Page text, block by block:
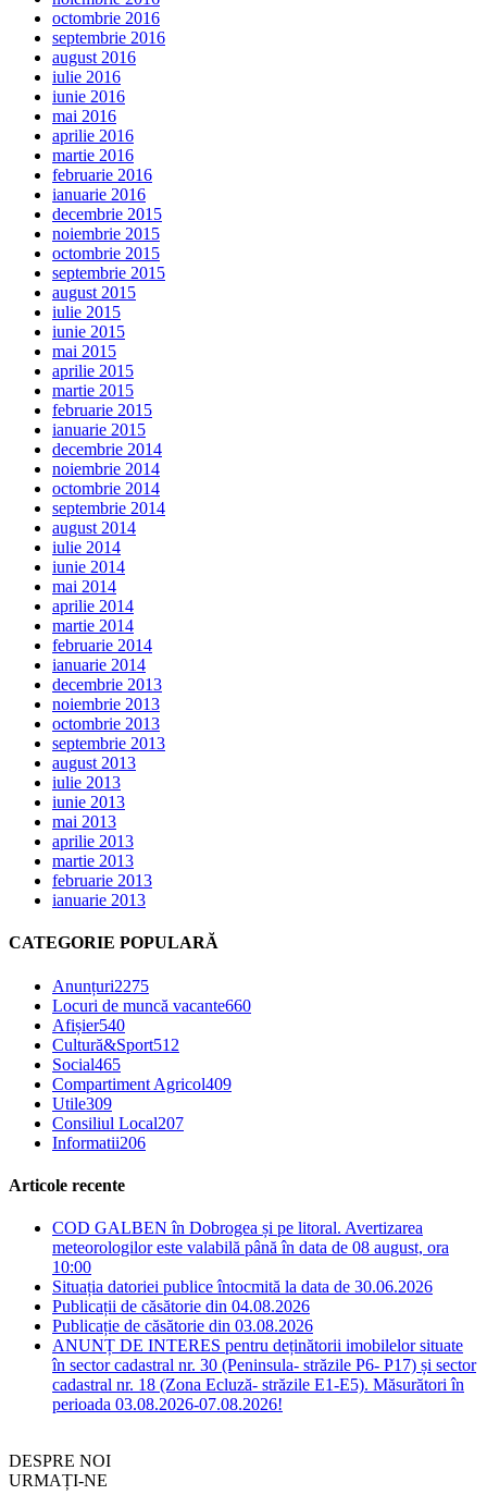
octombrie 2016
septembrie 2016
august 2016
iulie 2016
iunie 2016
mai 2016
aprilie 2016
martie 2016
februarie 2016
ianuarie 2016
decembrie 2015
noiembrie 2015
octombrie 2015
septembrie 2015
august 2015
iulie 2015
iunie 2015
mai 2015
aprilie 2015
martie 2015
februarie 2015
ianuarie 2015
decembrie 2014
noiembrie 2014
octombrie 2014
septembrie 2014
august 2014
iulie 2014
iunie 2014
mai 2014
aprilie 2014
martie 2014
februarie 2014
ianuarie 2014
decembrie 2013
noiembrie 2013
octombrie 2013
septembrie 2013
august 2013
iulie 2013
iunie 2013
mai 2013
aprilie 2013
martie 2013
februarie 2013
ianuarie 2013
CATEGORIE POPULARĂ
Anunțuri2275
Locuri de muncă vacante660
Afișier540
Cultură&Sport512
Social465
Compartiment Agricol409
Utile309
Consiliul Local207
Informatii206
Articole recente
COD GALBEN în Dobrogea și pe litoral. Avertizarea
meteorologilor este valabilă până în data de 08 august, ora
10:00
Situația datoriei publice întocmită la data de 30.06.2026
Publicații de căsătorie din 04.08.2026
Publicație de căsătorie din 03.08.2026
ANUNȚ DE INTERES pentru deținătorii imobilelor situate
în sector cadastral nr. 30 (Peninsula- străzile P6- P17) și sector
cadastral nr. 18 (Zona Ecluză- străzile E1-E5). Măsurători în
perioada 03.08.2026-07.08.2026!
DESPRE NOI
URMAȚI-NE